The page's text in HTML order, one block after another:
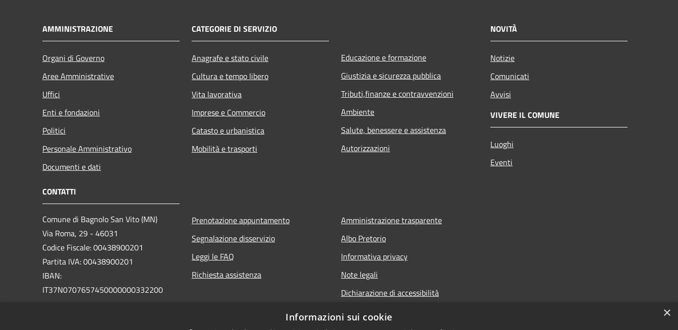
AMMINISTRAZIONE
Organi di Governo
Aree Amministrative
Uffici
Enti e fondazioni
Politici
Personale Amministrativo
Documenti e dati
CATEGORIE DI SERVIZIO
Anagrafe e stato civile
Cultura e tempo libero
Vita lavorativa
Imprese e Commercio
Catasto e urbanistica
Mobilità e trasporti
Educazione e formazione
Giustizia e sicurezza pubblica
Tributi,finanze e contravvenzioni
Ambiente
Salute, benessere e assistenza
Autorizzazioni
NOVITÀ
Notizie
Comunicati
Avvisi
VIVERE IL COMUNE
Luoghi
Eventi
CONTATTI
Comune di Bagnolo San Vito (MN)
Via Roma, 29 - 46031
Codice Fiscale: 00438900201
Partita IVA: 00438900201
IBAN:
IT37N0707657450000000332200
Prenotazione appuntamento
Segnalazione disservizio
Leggi le FAQ
Richiesta assistenza
Amministrazione trasparente
Albo Pretorio
Informativa privacy
Note legali
Dichiarazione di accessibilità
×
Informazioni sui cookie